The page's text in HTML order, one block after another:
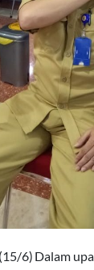
6) Dalam